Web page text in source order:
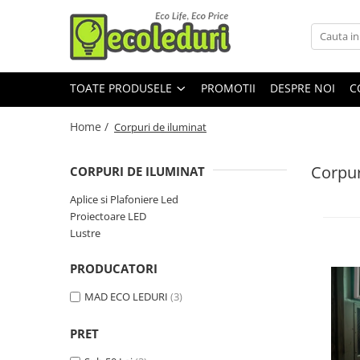
Toate Produsele
Surse de iluminat
Surse de iluminat
Tub Neon Fluorescent (Clasic)
Corpuri de iluminat
Corpuri de iluminat
Proiectoare LED
Aparataj şi accesorii
Aparataj şi accesorii
TOATE PRODUSELE PROMOTII DESPRE NOI
Home / Corpuri de iluminat
CORPURI DE ILUMINAT
Aplice si Plafoniere Led
Proiectoare LED
Lustre
PRODUCATORI
MAD ECO LEDURI (3)
PRET